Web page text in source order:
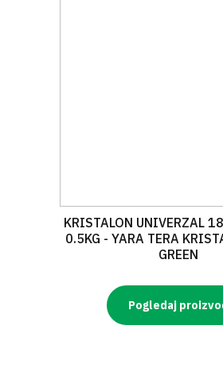
KRISTALON UNIVERZAL
0.5KG - YARA TERA
GREEN
Pogledaj